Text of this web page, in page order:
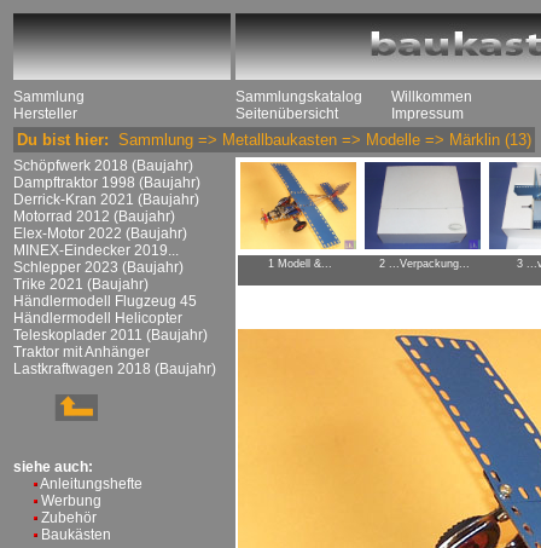
Sammlung
Hersteller
Sammlungskatalog
Seitenübersicht
Willkommen
Impressum
Du bist hier: Sammlung => Metallbaukasten => Modelle => Märklin (13)
Schöpfwerk 2018 (Baujahr)
Dampftraktor 1998 (Baujahr)
Derrick-Kran 2021 (Baujahr)
Motorrad 2012 (Baujahr)
Elex-Motor 2022 (Baujahr)
MINEX-Eindecker 2019...
Schlepper 2023 (Baujahr)
Trike 2021 (Baujahr)
Händlermodell Flugzeug 45
Händlermodell Helicopter
Teleskoplader 2011 (Baujahr)
Traktor mit Anhänger
Lastkraftwagen 2018 (Baujahr)
siehe auch:
Anleitungshefte
Werbung
Zubehör
Baukästen
1 Modell &... 2 ...Verpackung... 3